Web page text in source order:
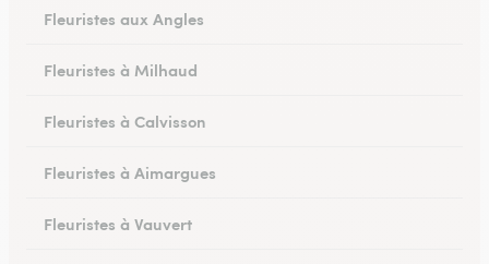
Fleuristes aux Angles
Fleuristes à Milhaud
Fleuristes à Calvisson
Fleuristes à Aimargues
Fleuristes à Vauvert